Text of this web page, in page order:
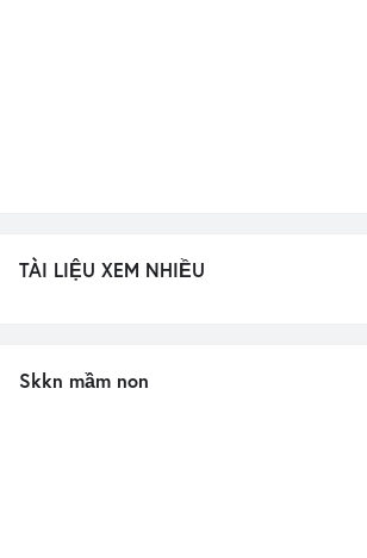
TÀI LIỆU XEM NHIỀU
Skkn mầm non